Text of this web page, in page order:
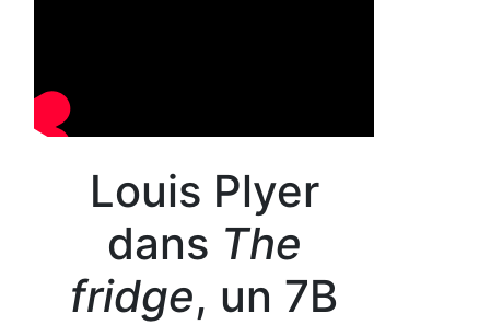
Louis Plyer
dans The
fridge, un 7B